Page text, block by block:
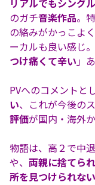
リアルでもシング
のガチ音楽作品。
の絡みがかっこよ
ーカルも良い感じ
つけ痛くて辛い」
PVへのコメントと
い、これが今後の
評価が国内・海外
物語は、高２で中
や、 両親に捨てら
所を見つけられな